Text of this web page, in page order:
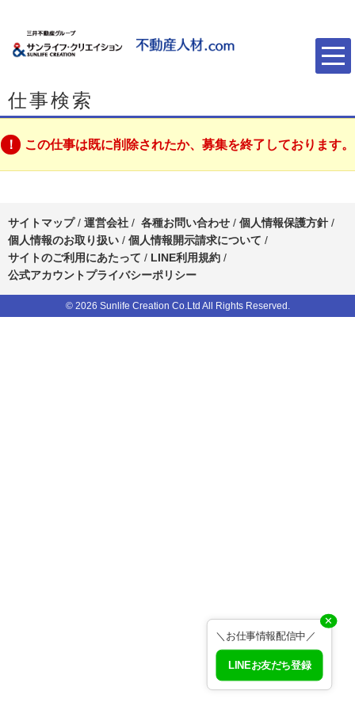
仕事検索
この仕事は既に削除されたか、募集を終了しております。
サイトマップ/ 運営会社 / 各種お問い合わせ / 個人情報保護方針 /
個人情報のお取り扱い / 個人情報開示請求について /
サイトのご利用にあたって / LINE利用規約 /
公式アカウントプライバシーポリシー
✕
＼お仕事情報配信中／
LINEお友だち登録
© 2026 Sunlife Creation Co.Ltd All Rights Reserved.